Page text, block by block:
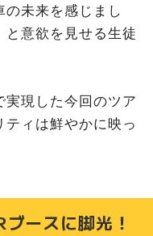
の未来を感じまし
と意欲を見せる生徒
実現した今回のツア
ィは鮮やかに映っ
ースに脚光！